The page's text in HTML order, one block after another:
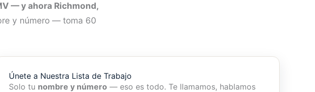
— y ahora Richmond,
y número — toma 60
Únete a Nuestra Lista de Trabajo
Solo tu nombre y número — eso es todo. Te llamamos, hablamos